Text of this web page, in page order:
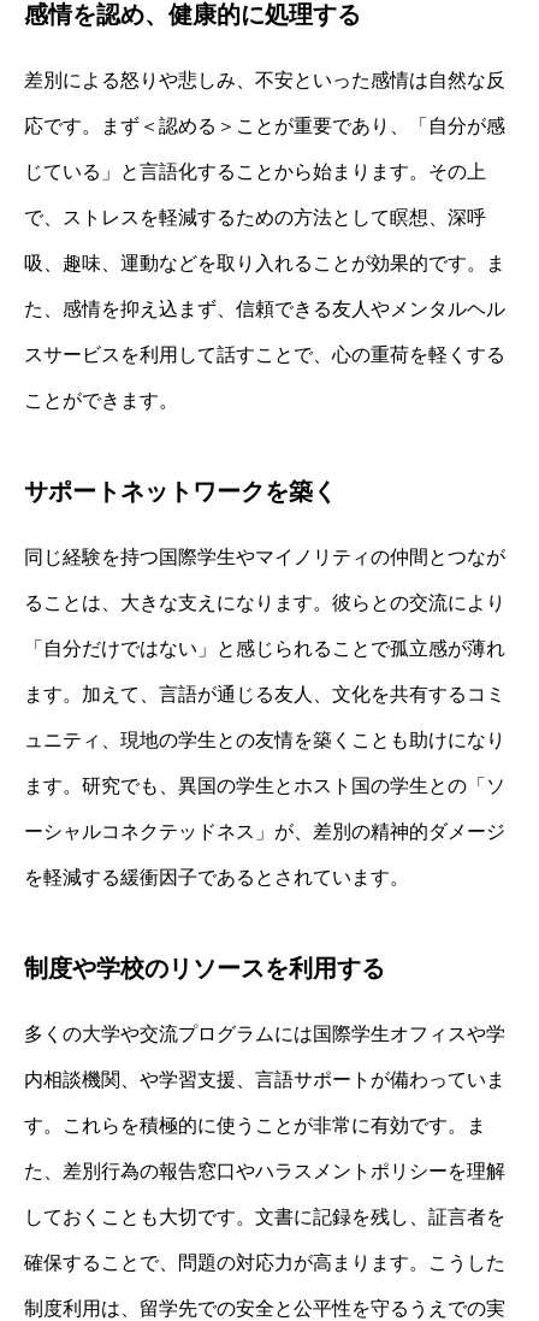
感情を認め、健康的に処理する
差別による怒りや悲しみ、不安といった感情は自然な反
応です。まず＜認める＞ことが重要であり、「自分が感
じている」と言語化することから始まります。その上
で、ストレスを軽減するための方法として瞑想、深呼
吸、趣味、運動などを取り入れることが効果的です。ま
た、感情を抑え込まず、信頼できる友人やメンタルヘル
スサービスを利用して話すことで、心の重荷を軽くする
ことができます。
サポートネットワークを築く
同じ経験を持つ国際学生やマイノリティの仲間とつなが
ることは、大きな支えになります。彼らとの交流により
「自分だけではない」と感じられることで孤立感が薄れ
ます。加えて、言語が通じる友人、文化を共有するコミ
ュニティ、現地の学生との友情を築くことも助けになり
ます。研究でも、異国の学生とホスト国の学生との「ソ
ーシャルコネクテッドネス」が、差別の精神的ダメージ
を軽減する緩衝因子であるとされています。
制度や学校のリソースを利用する
多くの大学や交流プログラムには国際学生オフィスや学
内相談機関、や学習支援、言語サポートが備わっていま
す。これらを積極的に使うことが非常に有効です。ま
た、差別行為の報告窓口やハラスメントポリシーを理解
しておくことも大切です。文書に記録を残し、証言者を
確保することで、問題の対応力が高まります。こうした
制度利用は、留学先での安全と公平性を守るうえでの実